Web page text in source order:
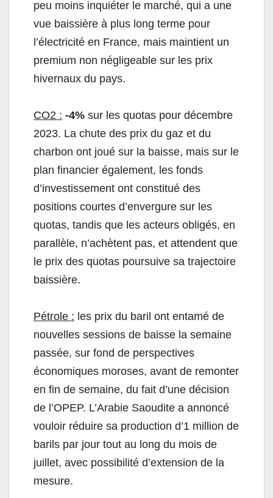
peu moins inquiéter le marché, qui a une
vue baissière à plus long terme pour
l’électricité en France, mais maintient un
premium non négligeable sur les prix
hivernaux du pays.
CO2 : -4% sur les quotas pour décembre
2023. La chute des prix du gaz et du
charbon ont joué sur la baisse, mais sur le
plan financier également, les fonds
d’investissement ont constitué des
positions courtes d’envergure sur les
quotas, tandis que les acteurs obligés, en
parallèle, n’achètent pas, et attendent que
le prix des quotas poursuive sa trajectoire
baissière.
Pétrole : les prix du baril ont entamé de
nouvelles sessions de baisse la semaine
passée, sur fond de perspectives
économiques moroses, avant de remonter
en fin de semaine, du fait d’une décision
de l’OPEP. L’Arabie Saoudite a annoncé
vouloir réduire sa production d’1 million de
barils par jour tout au long du mois de
juillet, avec possibilité d’extension de la
mesure.